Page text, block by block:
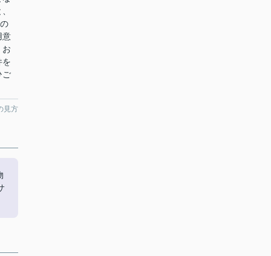
意
お
を
ご
見方